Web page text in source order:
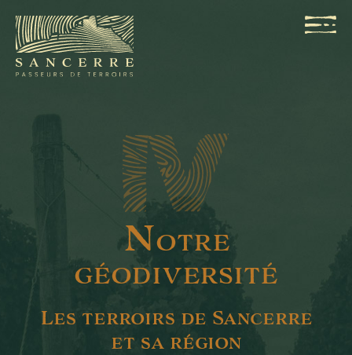
NOTRE
GÉODIVERSITÉ
Les terroirs de Sancerre
et sa région